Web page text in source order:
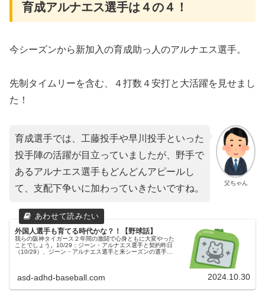
育成アルナエス選手は４の４！
今シーズンから新加入の育成助っ人のアルナエス選手。
先制タイムリーを含む、４打数４安打と大活躍を見せまし
た！
父ちゃん
育成選手では、工藤投手や早川投手といった
投手陣の活躍が目立っていましたが、野手で
あるアルナエス選手もどんどんアピールし
て、支配下争いに加わっていきたいですね。
外国人選手も育てる時代かな？！【野球話】
我らの阪神タイガース２年間の激闘で心身ともに大変やった
ことでしょう。10/29：ジーン・アルナエス選手と契約昨日
（10/29）、ジーン・アルナエス選手と来シーズンの選手契
asd-adhd-baseball.com 2024.10.30